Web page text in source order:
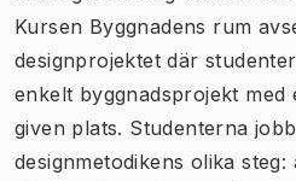
Kursen Byggnadens rum
designprojektet där
enkelt byggnadsprojekt
given plats. Studenterna
designmetodikens olika